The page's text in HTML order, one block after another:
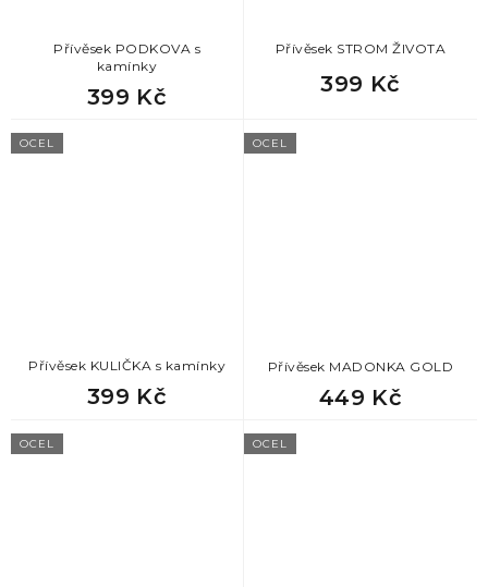
Přívěsek PODKOVA s
kamínky
399 Kč
Přívěsek STROM ŽIVOTA
399 Kč
OCEL
Přívěsek KULIČKA s kamínky
399 Kč
OCEL
Přívěsek MADONKA GOLD
449 Kč
OCEL OCEL